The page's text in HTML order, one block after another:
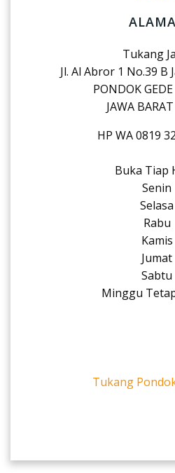
Tukang
Jl. Al Abror 1 No.39 B
PONDOK
JAWA
HP WA 0819
Buka Tiap
Senin
Selasa
Rabu
Kamis
Jumat
Sabtu
Minggu
Tukang